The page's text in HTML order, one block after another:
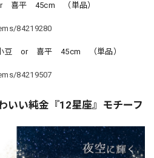
喜平 45cm （単品）
84219280
小豆 or 喜平 45cm （単品）
84219507
いい純金『12星座』モチーフ